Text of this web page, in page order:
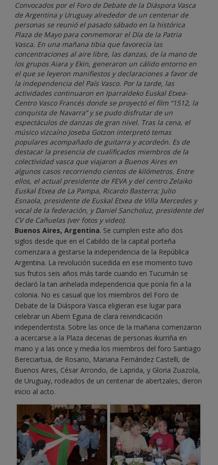
Convocados por el Foro de Debate de la Diáspora Vasca
de Argentina y Uruguay alrededor de un centenar de
personas se reunió el pasado sábado en la histórica
Plaza de Mayo para conmemorar el Día de la Patria
Vasca. En una mañana tibia que favorecía las
concentraciones al aire libre, las danzas, de la mano de
los grupos Aiara y Ekin, generaron un cálido entorno en
el que se leyeron manifiestos y declaraciones a favor de
la independencia del País Vasco. Por la tarde, las
actividades continuaron en Iparraldeko Euskal Etxea-
Centro Vasco Francés donde se proyectó el film “1512, la
conquista de Navarra” y se pudo disfrutar de un
espectáculos de danzas de gran nivel. Tras la cena, el
músico vizcaíno Joseba Gotzon interpretó temas
populares acompañado de guitarra y acordeón. Es de
destacar la presencia de cualificados miembros de la
colectividad vasca que viajaron a Buenos Aires en
algunos casos recorriendo cientos de kilómetros. Entre
ellos, el actual presidente de FEVA y del centro Zelaiko
Euskal Etxea de La Pampa, Ricardo Basterra; Julio
Esnaola, presidente de Euskal Etxea de Villa Mercedes y
vocal de la federación, y Daniel Sancholuz, presidente del
CV de Cañuelas (ver fotos y video).
Buenos Aires, Argentina. Se cumplen este año dos
siglos desde que en el Cabildo de la capital porteña
comenzara a gestarse la independencia de la República
Argentina. La revolución sucedida en ese momento tuvo
sus frutos seis años más tarde cuando en Tucumán se
declaró la tan anhelada independencia que ponía fin a la
colonia. No es casual que los miembros del Foro de
Debate de la Diáspora Vasca eligieran ese lugar para
celebrar un Aberri Eguna de clara reivindicación
independentista. Sobre las once de la mañana comenzaron
a acercarse a la Plaza decenas de personas ikurriña en
mano y a las once y media los miembros del foro Santiago
Bereciartua, de Rosario, Mariana Fernández Castelli, de
Buenos Aires, César Arrondo, de Laprida, y Gloria Zuazola,
de Uruguay, rodeados de un centenar de abertzales, dieron
inicio al acto.